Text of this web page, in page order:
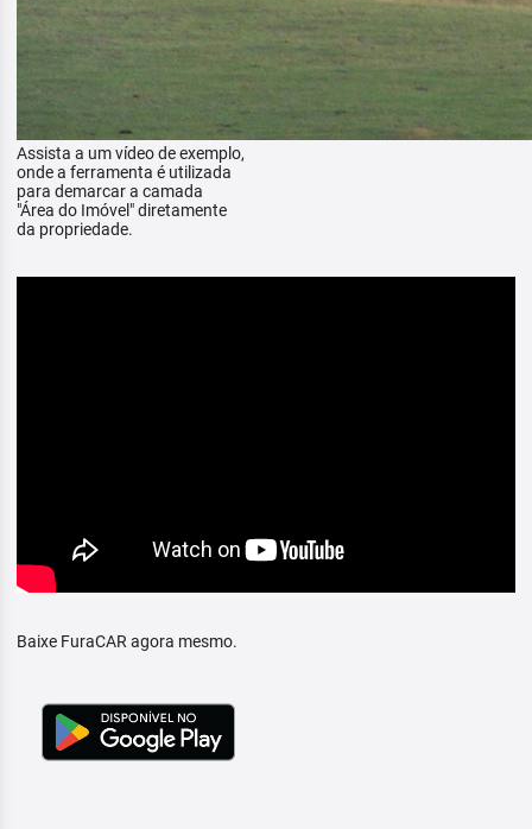
Assista a um vídeo de exemplo,
onde a ferramenta é utilizada
para demarcar a camada
"Área do Imóvel" diretamente
da propriedade.
Baixe FuraCAR agora mesmo.